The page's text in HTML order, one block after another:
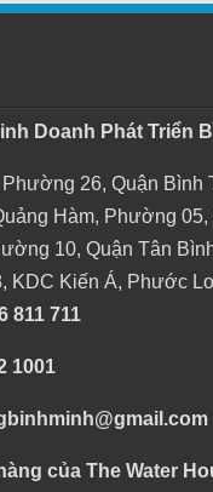
Doanh Phát Triển
26, Quận Bình
Hàm, Phường 05,
10, Quận Tân
KDC Kiến Á, Phước
811 711
1001
của The Water